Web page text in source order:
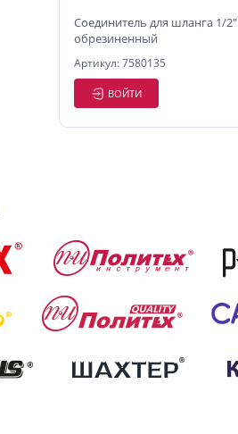
Соединитель для шланга 1/2"
обрезиненный
POLYAGRO AQUA
Артикул: 7580135
ВОЙТИ